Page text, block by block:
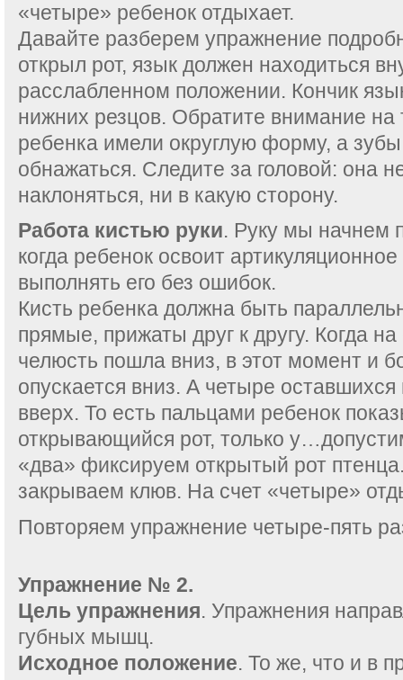
«четыре» ребенок отдыхает.
Давайте разберем упражнение
открыл рот, язык должен находиться
расслабленном положении. Кончик
нижних резцов. Обратите внимание на
ребенка имели округлую форму, а
обнажаться. Следите за головой: она
наклоняться, ни в какую сторону.
Работа кистью руки. Руку мы начнем
когда ребенок освоит
выполнять его без ошибок.
Кисть ребенка должна быть
прямые, прижаты друг к другу. Когда
челюсть пошла вниз, в этот момент и
опускается вниз. А четыре
вверх. То есть пальцами ребенок
открывающийся рот, только
«два» фиксируем открытый рот
закрываем клюв. На счет «четыре»
Повторяем упражнение четыре-пять
Упражнение № 2.
Цель упражнения. Упражнения
губных мышц.
Исходное положение. То же, что и в